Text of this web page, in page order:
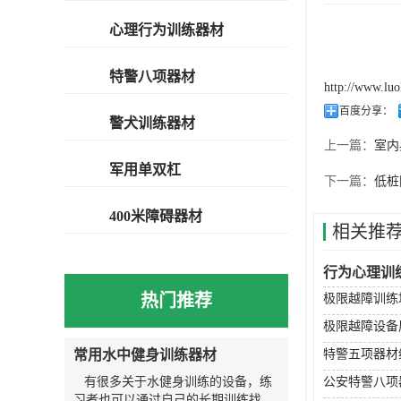
http://
百度分享：
上一篇： 室
下一篇： 低
相关推
行为心理训
极限越障训
极限越障设
特警五项器
公安特警八
心理行为训练器材
特警八项器材
警犬训练器材
军用单双杠
400米障碍器材
热门推荐
常用水中健身训练器材
有很多关于水健身训练的设备，练